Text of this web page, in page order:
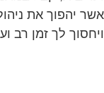
יהפוך את
לך זמן רב